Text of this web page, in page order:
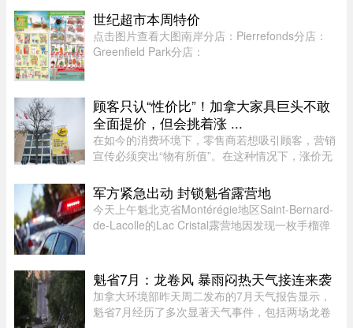
Experience”抽奖活动，将抽出两位幸运歌迷（每
人可携一名同伴），邀他们亲临现 ...
世纪超市本周特价
点击图片查看大图南岸分店：Pierrefonds分店：
Greenfield Park分店：
顾客只认“性价比”！加拿大家具巨头不敢
全面提价，但会挑着涨 ...
在如今的消费环境下，零售商若想吸引顾客，营销
宣传必须突出“物有所值”。在这种情况下，涨价无
持续挤压利润空间，Leon’s Furniture Ltd.（LNF-
T）的管理层表示，公 ...
军方紧急出动 封锁魁省露营地
今天上午魁北克省Montérégie地区Saint-Bernard-
de-Lacolle的Lac Cristal露营地因发现一枚手榴弹
历史，目前对露营者没有 ...
魁省7月：龙卷风 暴雨闷热天气接连来袭
加拿大环境部昨天周二发布的7月天气报告显示，
魁省7月经历了多次显著天气事件，包括两场龙卷